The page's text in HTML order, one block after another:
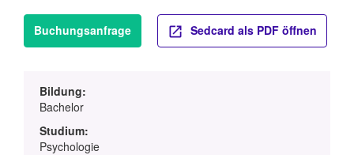
Buchungsanfrage Sedcard als PDF öffnen
Bildung:
Bachelor
Studium:
Psychologie